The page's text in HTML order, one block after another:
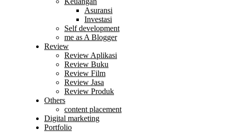
Asuransi
Investasi
Self development
me as A Blogger
Review
Review Aplikasi
Review Buku
Review Film
Review Jasa
Review Produk
Others
content placement
Digital marketing
Portfolio